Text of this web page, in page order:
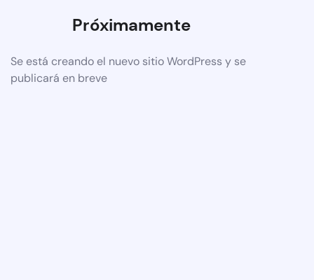
Próximamente
Se está creando el nuevo sitio WordPress y se
publicará en breve